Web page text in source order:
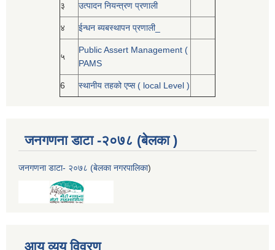
३ उत्पादन नियन्त्रण प्रणाली
४ ईन्धन ब्यबस्थापन प्रणाली_
५
Public Assert Management (
PAMS
6 स्थानीय तहको एप्स ( local Level )
जनगणना डाटा -२०७८ (बेलका )
जनगणना डाटा- २०७८ (बेलका नगरपालिका)
आय व्यय विवरण